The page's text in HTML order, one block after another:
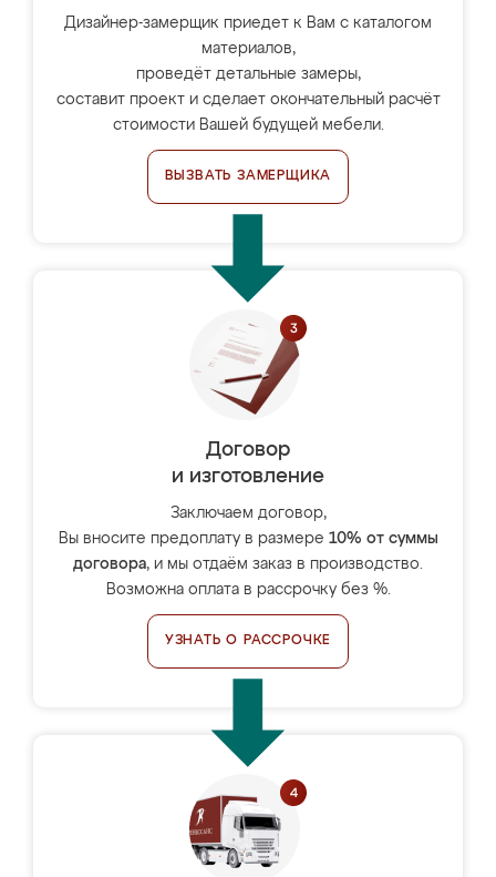
Дизайнер-замерщик приедет к Вам с каталогом
материалов,
проведёт детальные замеры,
составит проект и сделает окончательный расчёт
стоимости Вашей будущей мебели.
ВЫЗВАТЬ ЗАМЕРЩИКА
Договор
и изготовление
Заключаем договор,
Вы вносите предоплату в размере 10% от суммы
договора, и мы отдаём заказ в производство.
Возможна оплата в рассрочку без %.
УЗНАТЬ О РАССРОЧКЕ